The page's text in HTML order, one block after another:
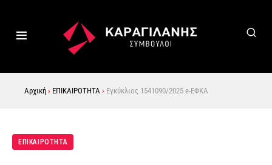
Αρχική › ΕΠΙΚΑΙΡΟΤΗΤΑ › Εγκύκλιος 1541090/2025 e-ΕΦΚΑ
ΕΠΙΚΑΙΡΟΤΗΤΑ